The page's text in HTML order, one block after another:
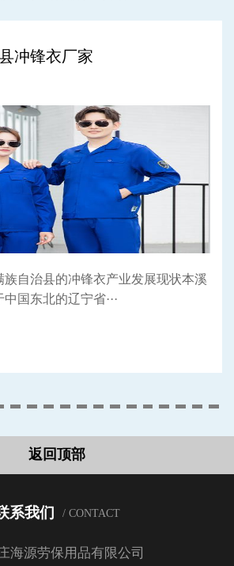
冲锋衣厂家
族自治县的冲锋衣产业发展现状本溪
国东北的辽宁省···
返回顶部
系我们 / CONTACT
海源劳保用品有限公司